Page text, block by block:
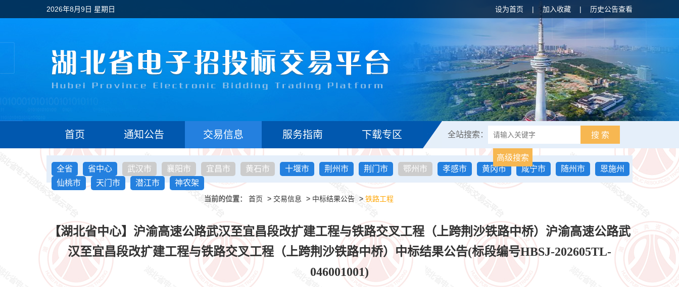
2026年8月9日 星期日 设为首页 | 加入收藏 | 历史公告查看
首页 通知公告 交易信息 服务指南 下载专区 全站搜索： 搜 索
高级搜索
全省
省中心 武汉市 襄阳市 宜昌市 黄石市 十堰市 荆州市 荆门市 鄂州市 孝感市 黄冈市 咸宁市 随州市
恩施州
仙桃市
天门市 潜江市 神农架
当前的位置： 首页 > 交易信息 > 中标结果公告 > 铁路工程
【湖北省中心】沪渝高速公路武汉至宜昌段改扩建工程与铁路交叉工程（上跨荆沙铁路中桥）沪渝高速公路武
汉至宜昌段改扩建工程与铁路交叉工程（上跨荆沙铁路中桥）中标结果公告(标段编号HBSJ-202605TL-
046001001)